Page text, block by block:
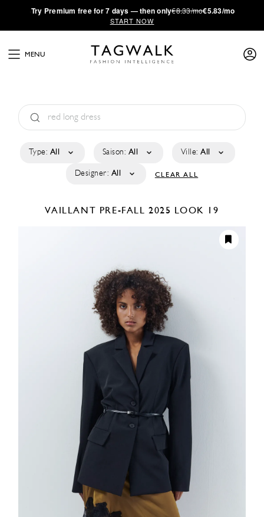
·Try Premium free for 7 days — then only€8.33/mo€5.83/mo
START NOW
MENU
Type: All Saison: All Ville: All
Designer: All CLEAR ALL
VAILLANT PRE-FALL 2025 LOOK 19